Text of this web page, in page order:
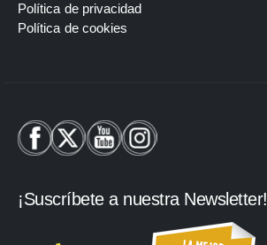
Política de privacidad
Política de cookies
¡Suscríbete a nuestra Newsletter!